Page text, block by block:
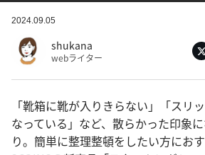
2024.09.05
shukana
webライター
「靴箱に靴が入りきらない」「スリ
なっている」など、散らかった印象
り。簡単に整理整頓をしたい方におす